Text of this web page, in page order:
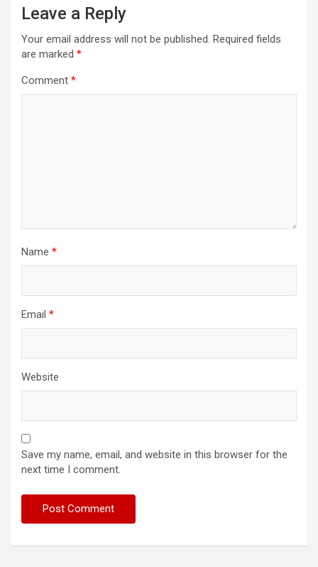
Leave a Reply
Your email address will not be published. Required fields
are marked *
Comment *
Name *
Email *
Website
Save my name, email, and website in this browser for the
next time I comment.